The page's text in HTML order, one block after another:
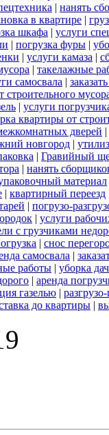
| нанять
в квартире |
шкафа | услуги
| погрузка фуры |
| услуги камаза |
| такелажные
самосвала |
строительного
| услуги
квартиры от
дверей |
новгород |
| Гравийный
| нанять
материал
| квартирный переезд
| погрузо-
| услуги
с грузчиками
| снос
самосвала |
работы | уборка
| аренда
газелью |
до квартиры |